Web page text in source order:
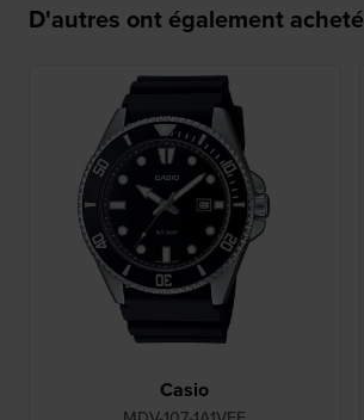
D'autres ont également acheté
Casio